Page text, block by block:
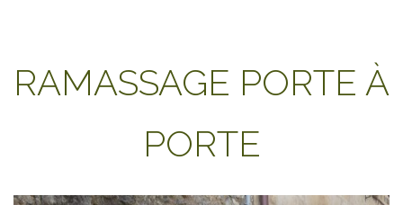
RAMASSAGE PORTE À
PORTE